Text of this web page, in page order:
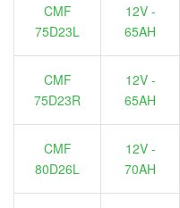
CMF
75D23L
12V -
65AH
CMF
75D23R
12V -
65AH
CMF
80D26L
12V -
70AH